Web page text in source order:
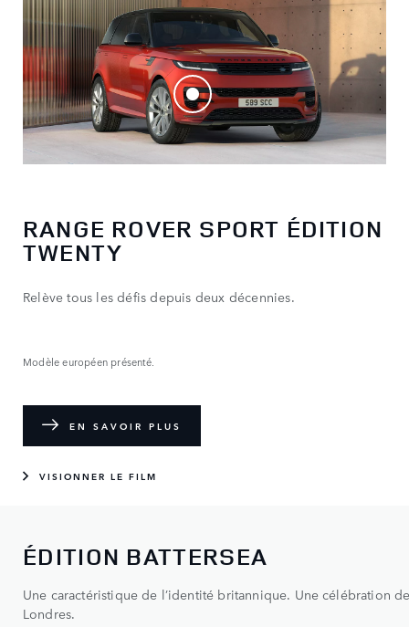
RANGE ROVER SPORT ÉDITION
TWENTY
Relève tous les défis depuis deux décennies.
Modèle européen présenté.
EN SAVOIR PLUS
VISIONNER LE FILM
ÉDITION BATTERSEA
Une caractéristique de l’identité britannique. Une célébration
Londres.